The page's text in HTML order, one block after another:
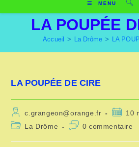
MENU
LA POUPÉE
Accueil > La Drôme > LA
LA POUPÉE DE CIRE
c.grangeon@orange.fr
10
La Drôme
0 commentaire